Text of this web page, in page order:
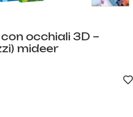
occhiali 3D –
mideer